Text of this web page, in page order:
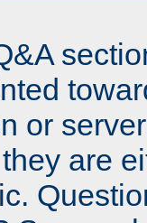
or
are